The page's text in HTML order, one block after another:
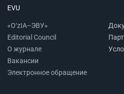
EVU
«O‘zIA–ЭВУ»
Editorial Council
О журнале
Вакансии
Электронное обращение